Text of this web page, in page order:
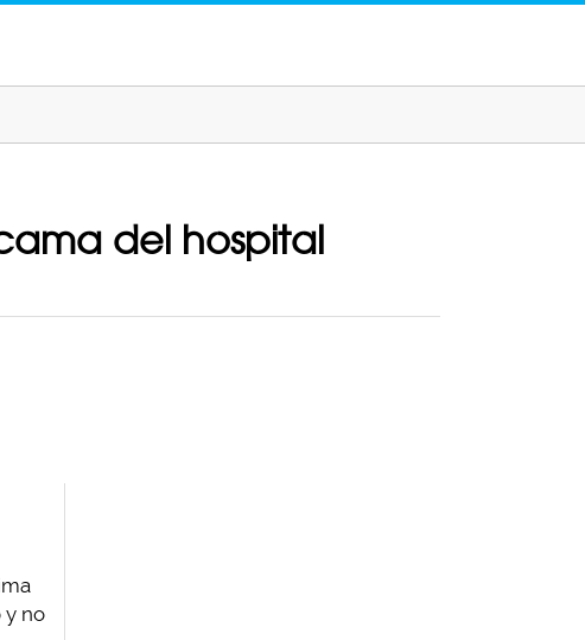
del hospital
y no